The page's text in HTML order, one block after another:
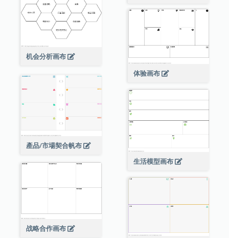
机会分析画布
体验画布
產品/市場契合帆布
生活模型画布
战略合作画布